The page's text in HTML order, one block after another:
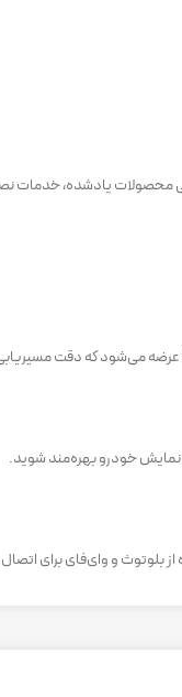
محصولات یادشده، خدمات
خودرو بهره‌مند شوید.